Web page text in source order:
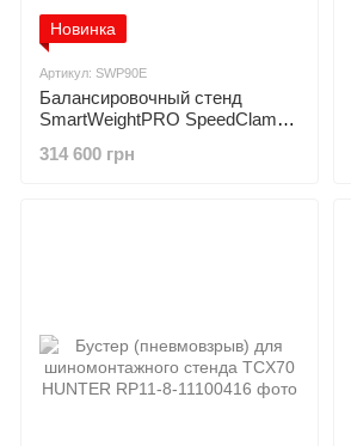
Новинка
Артикул: SWP90E
Балансировочный стенд
SmartWeightPRO SpeedClamp,
314 600 грн